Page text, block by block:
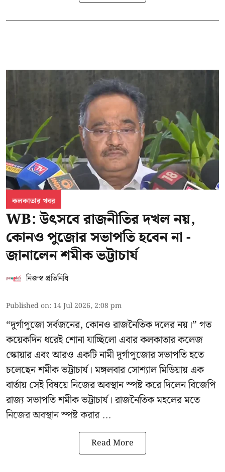
কলকাতার খবর
WB: উৎসবে রাজনীতির দখল নয়,
কোনও পুজোর সভাপতি হবেন না -
জানালেন শমীক ভট্টাচার্য
নিজস্ব প্রতিনিধি
Published on: 14 Jul 2026, 2:08 pm
“দুর্গাপুজো সর্বজনের, কোনও রাজনৈতিক দলের নয়।” গত
কয়েকদিন ধরেই শোনা যাচ্ছিলো এবার কলকাতার কলেজ
স্কোয়ার এবং আরও একটি নামী দুর্গাপুজোর সভাপতি হতে
চলেছেনশমীক ভট্টাচার্য। মঙ্গলবার সোশ্যাল মিডিয়ায় এক
বার্তায় সেই বিষয়ে নিজের অবস্থান স্পষ্ট করে দিলেন বিজেপি
রাজ্য সভাপতি শমীক ভট্টাচার্য। রাজনৈতিক মহলের মতে
নিজের অবস্থান স্পষ্ট করার ...
Read More